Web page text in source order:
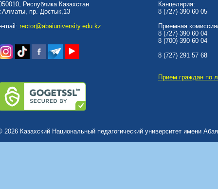
Республика Казахстан
пр. Достык,13
mail: rector@abaiuniversity.edu.kz
Канцелярия:
8 (727) 390 60 05
Приемная
8 (727) 390 60 04
8 (700) 390 60 04
8 (727) 291 57 68
Прием граждан по
2026 Казахский Национальный педагогический университет имени Абая